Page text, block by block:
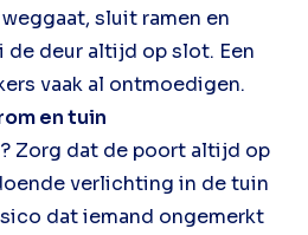
sluit ramen en
de deur altijd op slot. Een
vaak al ontmoedigen.
en tuin
Zorg dat de poort altijd op
verlichting in de tuin
dat iemand ongemerkt